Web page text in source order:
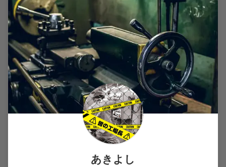
あきよし